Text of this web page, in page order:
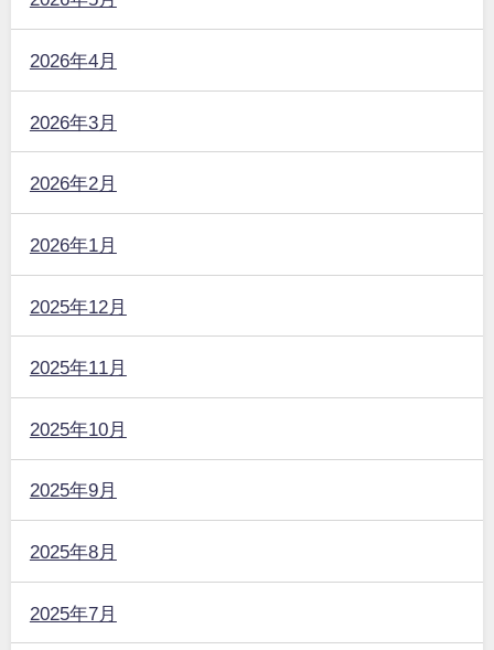
2026年4月
2026年3月
2026年2月
2026年1月
2025年12月
2025年11月
2025年10月
2025年9月
2025年8月
2025年7月